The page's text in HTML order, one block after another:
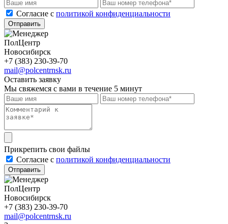
Cогласие с политикой конфиденциальности
Отправить
ПолЦентр
Новосибирск
+7 (383) 230-39-70
mail@polcentrnsk.ru
Оставить заявку
Мы свяжемся с вами в течение 5 минут
Прикрепить свои файлы
Cогласие с политикой конфиденциальности
Отправить
ПолЦентр
Новосибирск
+7 (383) 230-39-70
mail@polcentrnsk.ru